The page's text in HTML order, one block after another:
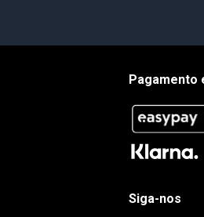
Pagamento
Siga-nos